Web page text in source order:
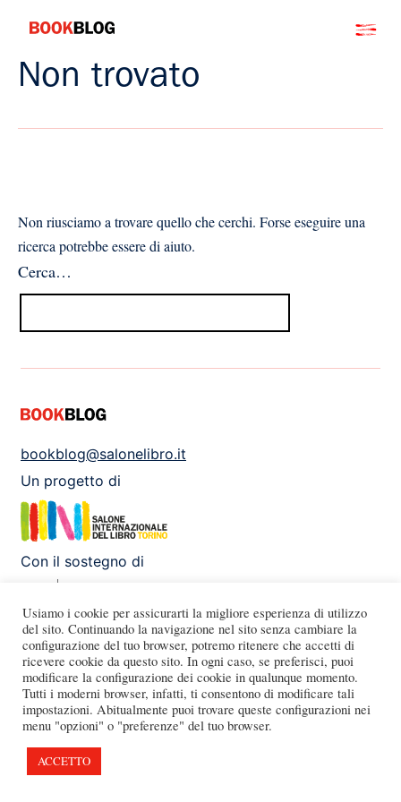
contenuto
Bookblog
Non trovato
Non riusciamo a trovare quello che cerchi. Forse eseguire una
ricerca potrebbe essere di aiuto.
Cerca…
bookblog@salonelibro.it
Un progetto di
Con il sostegno di
FacebookInstagram
X Youtube
Usiamo i cookie per assicurarti la migliore esperienza di utilizzo
del sito. Continuando la navigazione nel sito senza cambiare la
configurazione del tuo browser, potremo ritenere che accetti di
ricevere cookie da questo sito. In ogni caso, se preferisci, puoi
modificare la configurazione dei cookie in qualunque momento.
Tutti i moderni browser, infatti, ti consentono di modificare tali
impostazioni. Abitualmente puoi trovare queste configurazioni nei
menu "opzioni" o "preferenze" del tuo browser.
ACCETTO